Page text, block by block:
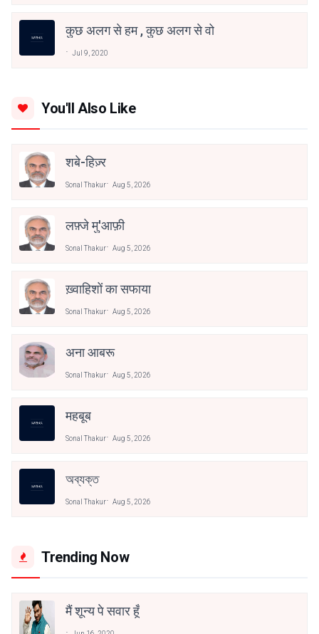
कुछ अलग से हम , कुछ अलग से वो
Jul 9, 2020
You'll Also Like
शबे-हिज़्र
Sonal Thakur Aug 5, 2026
लफ़्जे मु'आफ़ी
Sonal Thakur Aug 5, 2026
ख़्वाहिशों का सफाया
Sonal Thakur Aug 5, 2026
अना आबरू
Sonal Thakur Aug 5, 2026
महबूब
Sonal Thakur Aug 5, 2026
অব্যক্ত
Sonal Thakur Aug 5, 2026
Trending Now
मैं शून्य पे सवार हूँ